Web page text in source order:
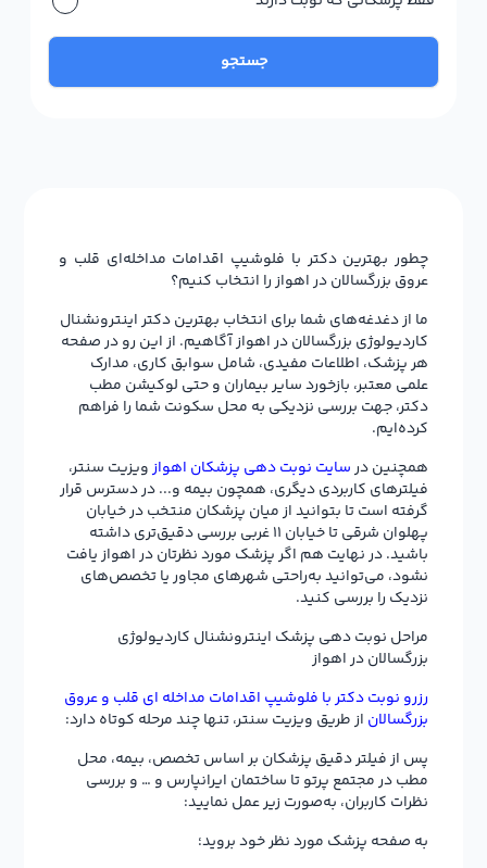
جستجو
چطور بهترین دکتر با فلوشیپ اقدامات مداخله‌ای قلب و
عروق بزرگسالان در اهواز را انتخاب کنیم؟
ما از دغدغه‌های شما برای انتخاب بهترین دکتر اینترونشنال
کاردیولوژی بزرگسالان در اهواز آگاهیم. از این رو در صفحه
هر پزشک، اطلاعات مفیدی، شامل سوابق کاری، مدارک
علمی معتبر، بازخورد سایر بیماران و حتی لوکیشن مطب
دکتر، جهت بررسی نزدیکی به محل سکونت شما را فراهم
کرده‌ایم.
همچنین درسایت نوبت دهی پزشکان اهوازویزیت سنتر،
فیلترهای کاربردی دیگری، همچون بیمه و... در دسترس قرار
گرفته است تا بتوانید از میان پزشکان منتخب در خیابان
پهلوان شرقی تا خیابان 11 غربی بررسی دقیق‌تری داشته
باشید. در نهایت هم اگر پزشک مورد نظرتان در اهواز یافت
نشود، می‌توانید به‌راحتی شهرهای مجاور یا تخصص‌های
نزدیک را بررسی کنید.
مراحل نوبت دهی پزشک اینترونشنال کاردیولوژی
بزرگسالان در اهواز
رزرو نوبت دکتر با فلوشیپ اقدامات مداخله‌ ای قلب و عروق
بزرگسالان از طریق ویزیت سنتر، تنها چند مرحله کوتاه دارد:
پس از فیلتر دقیق پزشکان بر اساس تخصص، بیمه، محل
مطب در مجتمع پرتو تا ساختمان ایرانپارس و … و بررسی
نظرات کاربران، به‌صورت زیر عمل نمایید:
به صفحه پزشک مورد نظر خود بروید؛